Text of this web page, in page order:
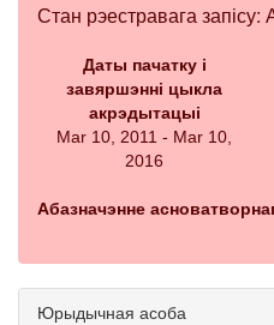
Стан рэестравага
Даты пачатку і
завяршэнні цыкла
акрэдытацыі
Mar 10, 2011 - Mar 10,
2016
Абазначэнне
Юрыдычная асоба